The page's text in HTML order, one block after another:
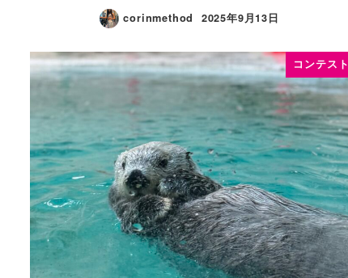
corinmethod 2025年9月13日
コンテスト